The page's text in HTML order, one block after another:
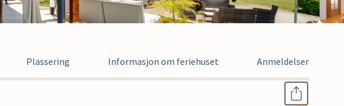
Plassering Informasjon om feriehuset Anmeldelser